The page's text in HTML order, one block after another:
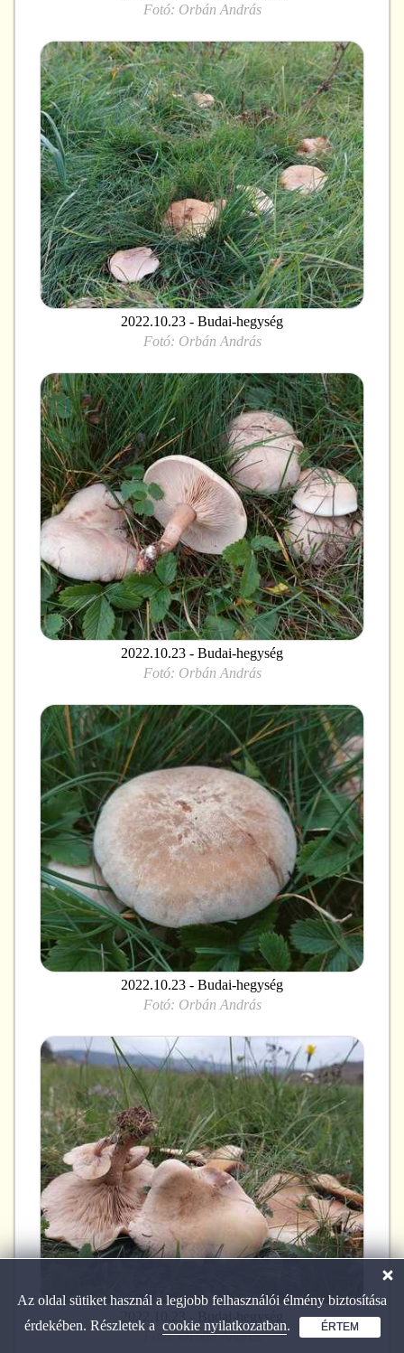
Fotó: Orbán András
2022.10.23 - Budai-hegység
Fotó: Orbán András
2022.10.23 - Budai-hegység
Fotó: Orbán András
2022.10.23 - Budai-hegység
Fotó: Orbán András
Fotó:Orbán András
Az oldal sütiket használ a legjobb felhasználói élmény biztosítása
érdekében. Részletek a cookie nyilatkozatban. ÉRTEM